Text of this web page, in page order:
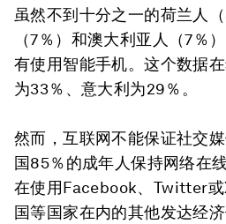
虽然不到十分之一的荷兰人
（7％）和澳大利亚人（7％
有使用智能手机。这个数据
为33％、意大利为29％。
然而，互联网不能保证社交
国85％的成年人保持网络在
在使用Facebook、Twitter
国等国家在内的其他发达经